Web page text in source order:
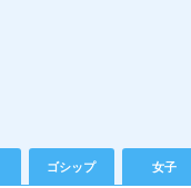
ゴシップ 女子